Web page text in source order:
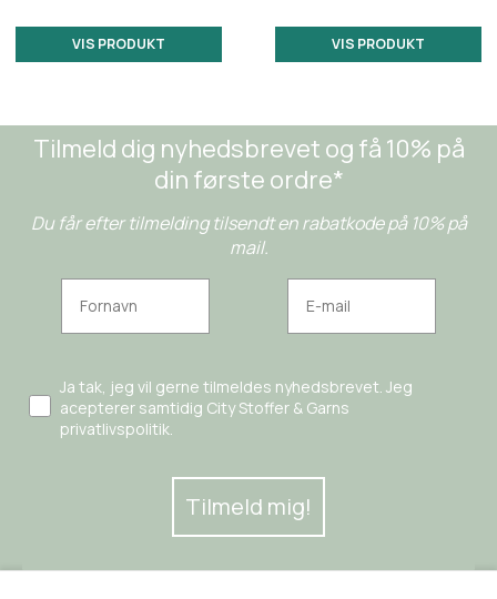
VIS PRODUKT VIS PRODUKT
Tilmeld dig nyhedsbrevet og få 10% på
din første ordre*
Du får efter tilmelding tilsendt en rabatkode på 10% på
mail.
Ja tak, jeg vil gerne tilmeldes nyhedsbrevet. Jeg
acepterer samtidig City Stoffer & Garns
privatlivspolitik.
Tilmeld mig!